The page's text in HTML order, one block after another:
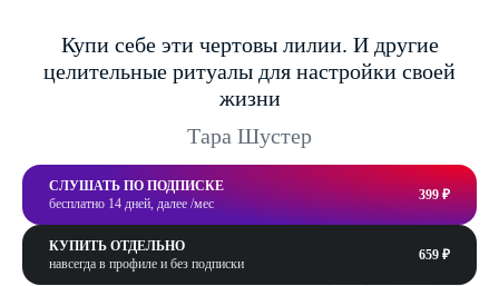
Купи себе эти чертовы лилии. И другие
целительные ритуалы для настройки своей
жизни
Тара Шустер
СЛУШАТЬ ПО ПОДПИСКЕ
бесплатно 14 дней, далее /мес
399 ₽
КУПИТЬ ОТДЕЛЬНО
навсегда в профиле и без подписки
659 ₽